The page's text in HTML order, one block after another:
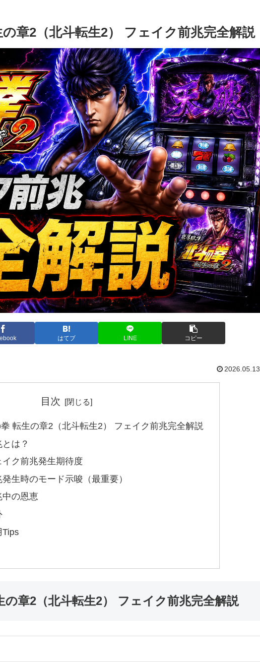
章2（北斗転生2） フェイク前兆完全解説
はてブ LINE コピー
2026.05.13
目次
転生の章2（北斗転生2） フェイク前兆完全解説
は？
ク前兆発生期待度
生時のモード示唆（最重要）
中の恩恵
Tips
章2（北斗転生2） フェイク前兆完全解説